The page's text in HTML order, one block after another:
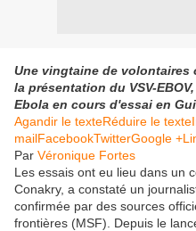
Une vingtaine de volontaires
la présentation du VSV-
Ebola en cours d'essai en
Agandir le texteRéduire le
mailFacebookTwitterGoogle
Par Véronique Fortes
Les essais ont eu lieu dans un
Conakry, a constaté un
confirmée par des sources
frontières (MSF). Depuis le